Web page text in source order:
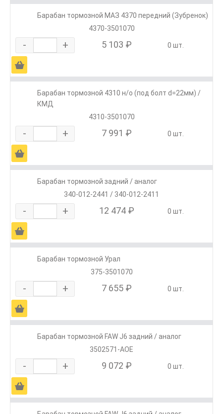
Барабан тормозной МАЗ 4370 передний (Зубренок)
4370-3501070
- + 5 103 ₽ 0 шт.
Ä
Барабан тормозной 4310 н/о (под болт d=22мм) /
КМД
4310-3501070
- + 7 991 ₽ 0 шт.
Ä
Барабан тормозной задний / аналог
340-012-2441 / 340-012-2411
- + 12 474 ₽ 0 шт.
Ä
Барабан тормозной Урал
375-3501070
- + 7 655 ₽ 0 шт.
Ä
Барабан тормозной FAW J6 задний / аналог
3502571-AOE
- + 9 072 ₽ 0 шт.
Ä